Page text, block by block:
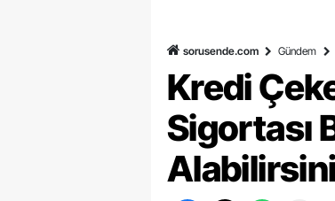
sorusende.com Gündem
Kredi
Sigortası